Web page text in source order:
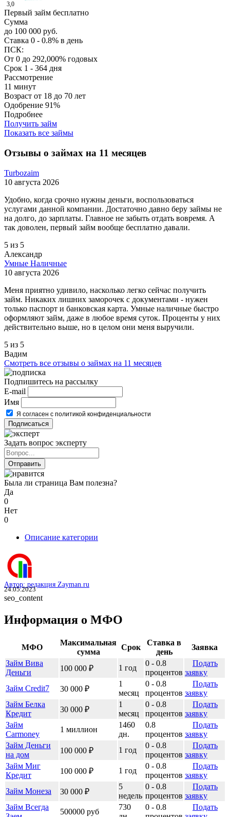
3,0
Первый займ бесплатно
Сумма
до 100 000 руб.
Ставка 0 - 0.8% в день
ПСК:
От 0 до 292,000% годовых
Срок 1 - 364 дня
Рассмотрение
11 минут
Возраст от 18 до 70 лет
Одобрение 91%
Подробнее
Получить займ
Показать все займы
Отзывы о займах на 11 месяцев
Turbozaim
10 августа 2026
Удобно, когда срочно нужны деньги, воспользоваться
услугами данной компании. Достаточно давно беру займы не
на долго, до зарплаты. Главное не забыть отдать вовремя. А
так доволен, первый займ вообще бесплатно давали.
5 из 5
Александр
Умные Наличные
10 августа 2026
Меня приятно удивило, насколько легко сейчас получить
займ. Никаких лишних заморочек с документами - нужен
только паспорт и банковская карта. Умные наличные быстро
оформляют займ, даже в любое время суток. Проценты у них
действительно выше, но в целом они меня выручили.
5 из 5
Вадим
Смотреть все отзывы о займах на 11 месяцев
Подпишитесь на рассылку
E-mail
Имя
Я согласен с политикой конфиденциальности
Задать вопрос эксперту
Была ли страница Вам полезна?
Да
0
Нет
0
Описание категории
Автор: редакция Zayman.ru
24.05.2023
seo_content
Информация о МФО
МФО
Максимальная
сумма
Срок
Ставка в
день
Заявка
Займ Вива
Деньги
100 000 ₽ 1 год
0 - 0.8
процентов
Подать
заявку
Займ Credit7
30 000 ₽
1
месяц
0 - 0.8
процентов
Подать
заявку
Займ Белка
Кредит
30 000 ₽
1
месяц
0 - 0.8
процентов
Подать
заявку
Займ
Carmoney
1 миллион
1460
дн.
0.8
процентов
Подать
заявку
Займ Деньги
на дом
100 000 ₽ 1 год
0 - 0.8
процентов
Подать
заявку
Займ Миг
Кредит
100 000 ₽ 1 год
0 - 0.8
процентов
Подать
заявку
Займ Монеза
30 000 ₽
5
недель
0 - 0.8
процентов
Подать
заявку
Займ Всегда
500000 руб
730
0 - 0.8
Подать